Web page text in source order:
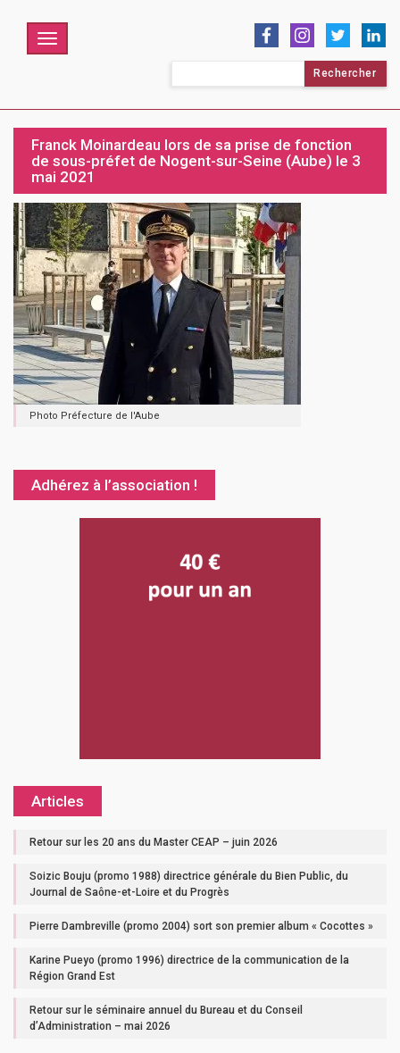
Menu
Franck Moinardeau lors de sa prise de fonction
de sous-préfet de Nogent-sur-Seine (Aube) le 3
mai 2021
Photo Préfecture de l'Aube
Adhérez à l’association !
Articles
Retour sur les 20 ans du Master CEAP – juin 2026
Soizic Bouju (promo 1988) directrice générale du Bien Public, du
Journal de Saône-et-Loire et du Progrès
Pierre Dambreville (promo 2004) sort son premier album « Cocottes »
Karine Pueyo (promo 1996) directrice de la communication de la
Région Grand Est
Retour sur le séminaire annuel du Bureau et du Conseil
d’Administration – mai 2026